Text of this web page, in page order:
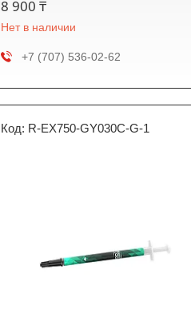
8 900 ₸
Нет в наличии
+7 (707) 536-02-62
R-EX750-GY030C-G-1